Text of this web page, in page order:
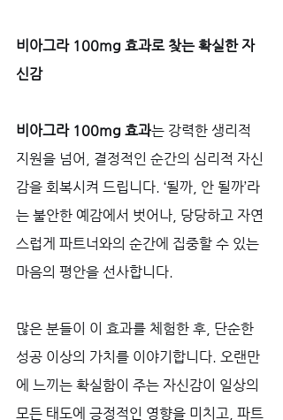
비아그라 100mg 효과로 찾는 확실한 자
신감
비아그라 100mg 효과는 강력한 생리적
지원을 넘어, 결정적인 순간의 심리적 자신
감을 회복시켜 드립니다. ‘될까, 안 될까’라
는 불안한 예감에서 벗어나, 당당하고 자연
스럽게 파트너와의 순간에 집중할 수 있는
마음의 평안을 선사합니다.
많은 분들이 이 효과를 체험한 후, 단순한
성공 이상의 가치를 이야기합니다. 오랜만
에 느끼는 확실함이 주는 자신감이 일상의
모든 태도에 긍정적인 영향을 미치고, 파트